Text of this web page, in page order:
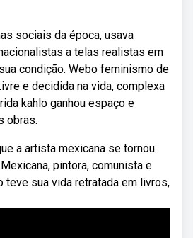
sociais da época, usava
a telas realistas em
condição. Webo feminismo de
e decidida na vida, complexa
kahlo ganhou espaço e
obras.
a artista mexicana se tornou
pintora, comunista e
teve sua vida retratada em livros,